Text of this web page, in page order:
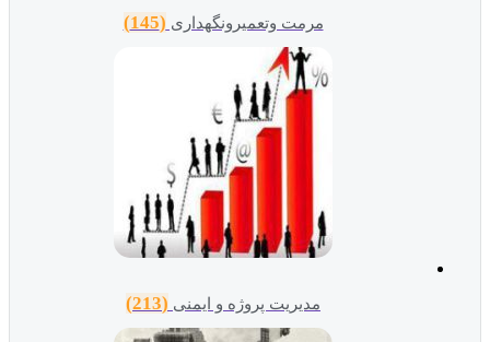
مرمت وتعمیرونگهداری(145)
مدیریت پروژه و ایمنی(213)